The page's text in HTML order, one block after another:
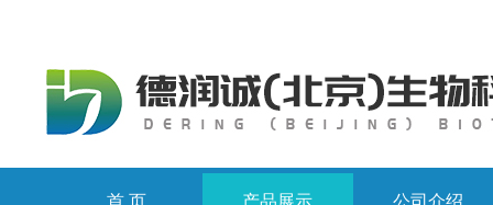
首 页 产品展示 公司介绍